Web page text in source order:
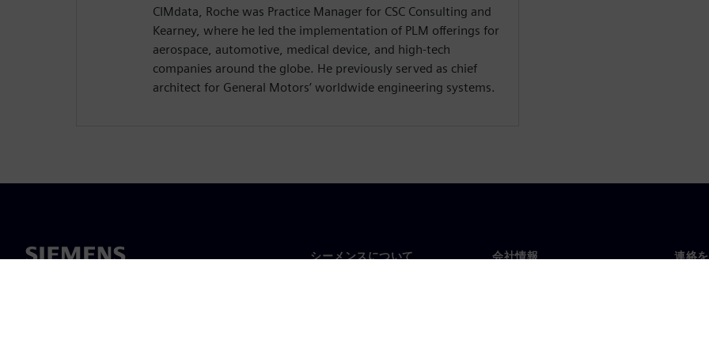
CIMdata, Roche was Practice Manager for CSC Consulting and
Kearney, where he led the implementation of PLM offerings for
aerospace, automotive, medical device, and high-tech
companies around the globe. He previously served as chief
architect for General Motors’ worldwide engineering systems.
シーメンスについて 会社情報 連絡